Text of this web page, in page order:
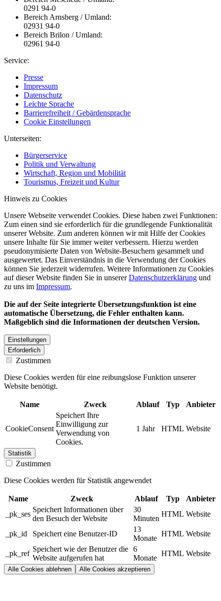
0291 94-0
Bereich Arnsberg / Umland:
02931 94-0
Bereich Brilon / Umland:
02961 94-0
Service:
Presse
Impressum
Datenschutz
Leichte Sprache
Barrierefreiheit / Gebärdensprache
Cookie Einstellungen
Unterseiten:
Bürgerservice
Politik und Verwaltung
Wirtschaft, Region und Mobilität
Tourismus, Freizeit und Kultur
Hinweis zu Cookies
Unsere Webseite verwendet Cookies. Diese haben zwei Funktionen:
Zum einen sind sie erforderlich für die grundlegende Funktionalität
unserer Website. Zum anderen können wir mit Hilfe der Cookies
unsere Inhalte für Sie immer weiter verbessern. Hierzu werden
pseudonymisierte Daten von Website-Besuchern gesammelt und
ausgewertet. Das Einverständnis in die Verwendung der Cookies
können Sie jederzeit widerrufen. Weitere Informationen zu Cookies
auf dieser Website finden Sie in unsererDatenschutzerklärung und
zu uns im Impressum.
Die auf der Seite integrierte Übersetzungsfunktion ist eine
automatische Übersetzung, die Fehler enthalten kann.
Maßgeblich sind die Informationen der deutschen Version.
Einstellungen
Erforderlich
Zustimmen
Diese Cookies werden für eine reibungslose Funktion unserer
Website benötigt.
Name Zweck Ablauf Typ Anbieter
CookieConsent
Speichert Ihre
Einwilligung zur
Verwendung von
Cookies.
1 Jahr HTML Website
Statistik
Zustimmen
Diese Cookies werden für Statistik angewendet
Name Zweck Ablauf Typ
Anbieter
_pk_ses
Speichert Informationen über
den Besuch der Website
30
Minuten
HTML Website
_pk_id Speichert eine Benutzer-ID
13
Monate
HTML Website
_pk_ref
Speichert wie der Benutzer die
Website aufgerufen hat
6
Monate
HTML Website
Alle Cookies ablehnen Alle Cookies akzeptieren